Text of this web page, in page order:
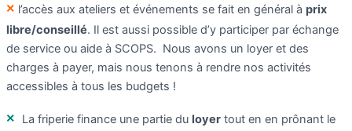
× l’accès aux ateliers et événements se fait en général à prix
libre/conseillé. Il est aussi possible d’y participer par échange
de service ou aide à SCOPS. Nous avons un loyer et des
charges à payer, mais nous tenons à rendre nos activités
accessibles à tous les budgets !
× La friperie finance une partie du loyer tout en en prônant le